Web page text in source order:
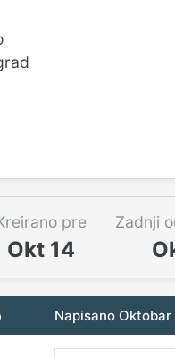
pre
Okt 14
Zadnji
Napisano Oktobar